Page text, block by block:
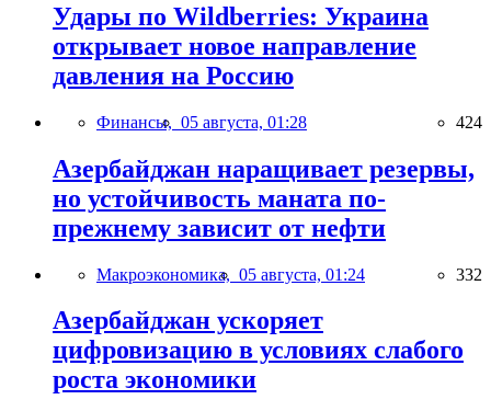
Удары по Wildberries: Украина
открывает новое направление
давления на Россию
Финансы, 05 августа, 01:28 424
Азербайджан наращивает резервы,
но устойчивость маната по-
прежнему зависит от нефти
Макроэкономика, 05 августа, 01:24 332
Азербайджан ускоряет
цифровизацию в условиях слабого
роста экономики